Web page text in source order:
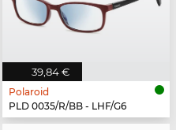
39,84 €
Polaroid
PLD 0035/R/BB - LHF/G6